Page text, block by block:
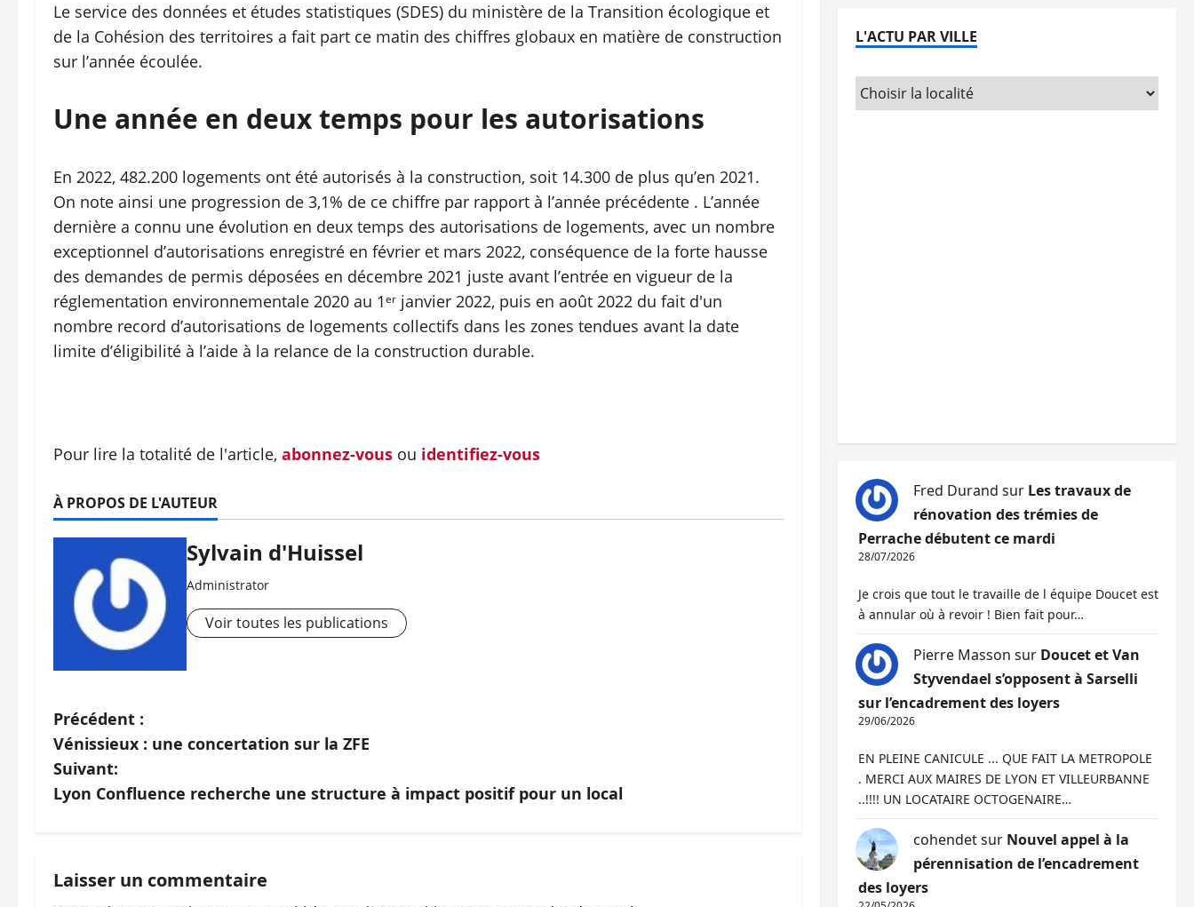
Le service des données et études statistiques (SDES) du ministère de la Transition écologique et
de la Cohésion des territoires a fait part ce matin des chiffres globaux en matière de construction
sur l’année écoulée.
Une année en deux temps pour les autorisations
En 2022, 482.200 logements ont été autorisés à la construction, soit 14.300 de plus qu’en 2021.
On note ainsi une progression de 3,1% de ce chiffre par rapport à l’année précédente . L’année
dernière a connu une évolution en deux temps des autorisations de logements, avec un nombre
exceptionnel d’autorisations enregistré en février et mars 2022, conséquence de la forte hausse
des demandes de permis déposées en décembre 2021 juste avant l’entrée en vigueur de la
réglementation environnementale 2020 au 1ᵉʳ janvier 2022, puis en août 2022 du fait d'un
nombre record d’autorisations de logements collectifs dans les zones tendues avant la date
limite d’éligibilité à l’aide à la relance de la construction durable.
Pour lire la totalité de l'article, abonnez-vous ou identifiez-vous
À PROPOS DE L'AUTEUR
Sylvain d'Huissel
Administrator
Voir toutes les publications
N
a
v
g
Précédent :
Vénissieux : une concertation sur la ZFE
Suivant:
Lyon Confluence recherche une structure à impact positif pour un local
Laisser un commentaire
L'ACTU PAR VILLE
Fred Durand sur Les travaux de
rénovation des trémies de
Perrache débutent ce mardi
28/07/2026
Je crois que tout le travaille de l équipe Doucet est
à annular où à revoir ! Bien fait pour…
Pierre Masson sur Doucet et Van
Styvendael s’opposent à Sarselli
sur l’encadrement des loyers
29/06/2026
EN PLEINE CANICULE ... QUE FAIT LA METROPOLE
. MERCI AUX MAIRES DE LYON ET VILLEURBANNE
..!!!! UN LOCATAIRE OCTOGENAIRE…
cohendetsur Nouvel appel à la
pérennisation de l’encadrement
des loyers